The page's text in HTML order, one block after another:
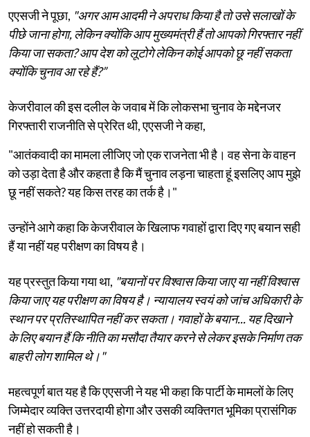
एएसजी ने पूछा, "अगर आम आदमी ने अपराध किया है तो उसे सलाखों के
पीछे जाना होगा, लेकिन क्योंकि आप मुख्यमंत्री हैं तो आपको गिरफ्तार नहीं
किया जा सकता? आप देश को लूटोगे लेकिन कोई आपको छू नहीं सकता
क्योंकि चुनाव आ रहे हैं?”
केजरीवाल की इस दलील के जवाब में कि लोकसभा चुनाव के मद्देनजर
गिरफ्तारी राजनीति से प्रेरित थी, एएसजी ने कहा,
"आतंकवादी का मामला लीजिए जो एक राजनेता भी है। वह सेना के वाहन
को उड़ा देता है और कहता है कि मैं चुनाव लड़ना चाहता हूं इसलिए आप मुझे
छू नहीं सकते? यह किस तरह का तर्क है।"
उन्होंने आगे कहा कि केजरीवाल के खिलाफ गवाहों द्वारा दिए गए बयान सही
हैं या नहीं यह परीक्षण का विषय है।
यह प्रस्तुत किया गया था, "बयानों पर विश्वास किया जाए या नहीं विश्वास
किया जाए यह परीक्षण का विषय है। न्यायालय स्वयं को जांच अधिकारी के
स्थान पर प्रतिस्थापित नहीं कर सकता। गवाहों के बयान... यह दिखाने
के लिए बयान हैं कि नीति का मसौदा तैयार करने से लेकर इसके निर्माण तक
बाहरी लोग शामिल थे।"
महत्वपूर्ण बात यह है कि एएसजी ने यह भी कहा कि पार्टी के मामलों के लिए
जिम्मेदार व्यक्ति उत्तरदायी होगा और उसकी व्यक्तिगत भूमिका प्रासंगिक
नहीं हो सकती है।